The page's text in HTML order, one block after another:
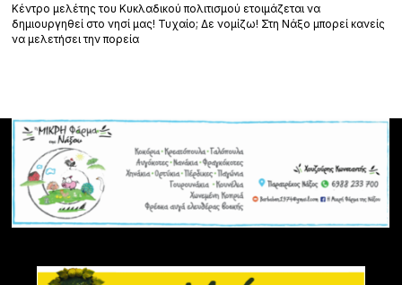
Κέντρο μελέτης του Κυκλαδικού πολιτισμού ετοιμάζεται να
δημιουργηθεί στο νησί μας! Τυχαίο; Δε νομίζω! Στη Νάξο μπορεί κανείς
να μελετήσει την πορεία